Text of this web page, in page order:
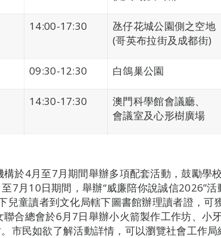
14:00-17:30
氹仔花城公園側之空地
(哥英布拉街及成都街)
09:30-12:30 白鴿巢公園
14:30-17:30
澳門科學館會議廳、
會議室及心形樹廣場
於4月至7月期間舉辦多項配套活動，鼓勵學
7月10日期間，舉辦“威廉陪你說誠信2026”
兒童讀者到文化局轄下圖書館辦理讀者證，可
合總會於6月7日舉辦小火箭製作工作坊、小
市民如欲了解活動詳情，可以瀏覽社會工作